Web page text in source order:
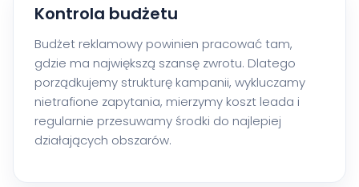
Kontrola budżetu
Budżet reklamowy powinien pracować tam,
gdzie ma największą szansę zwrotu. Dlatego
porządkujemy strukturę kampanii, wykluczamy
nietrafione zapytania, mierzymy koszt leada i
regularnie przesuwamy środki do najlepiej
działających obszarów.